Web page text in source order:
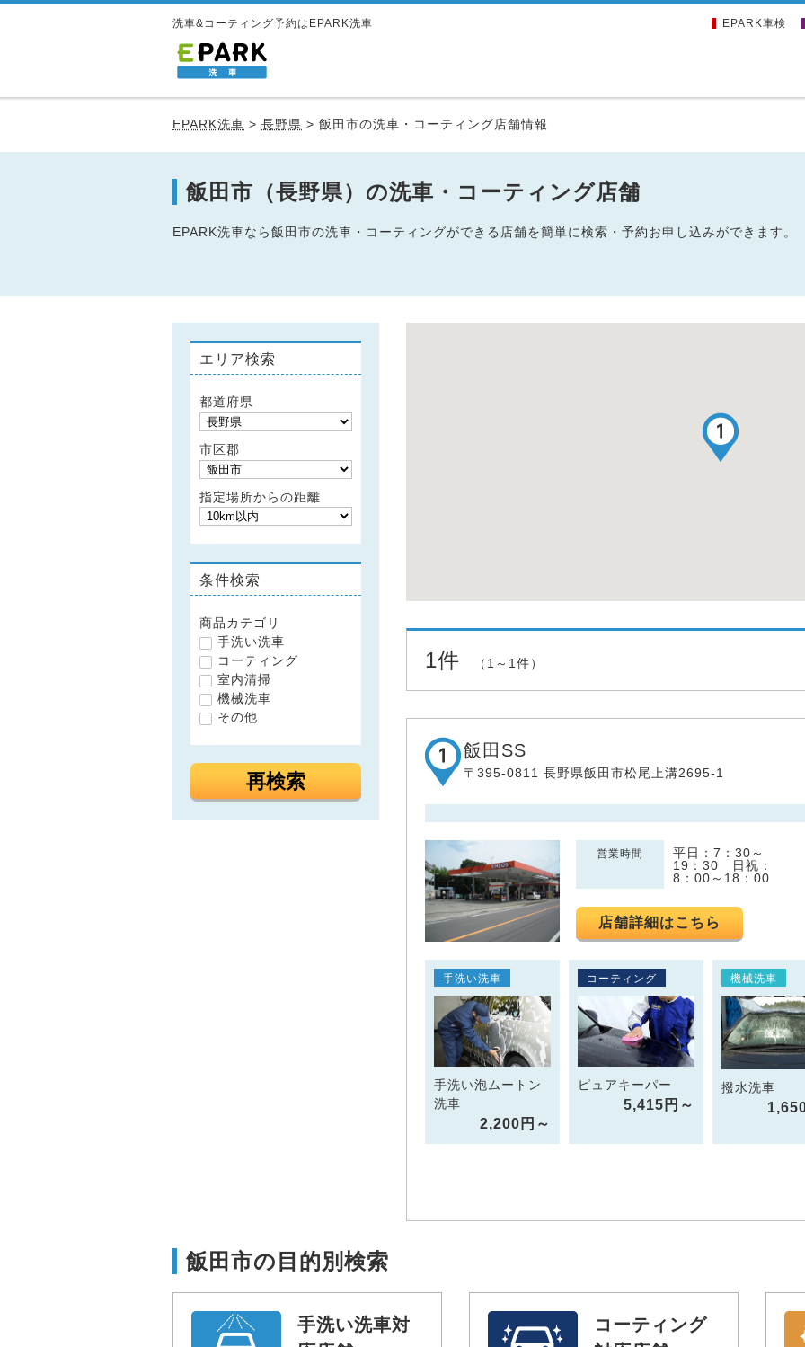
洗車&コーティング予約はEPARK洗車 EPARK車検
EPARK洗車 > 長野県 > 飯田市の洗車・コーティング店舗情報
飯田市（長野県）の洗車・コーティング店舗
EPARK洗車なら飯田市の洗車・コーティングができる店舗を簡単に検索・予約お申し込みができます。
エリア検索
都道府県
市区郡
指定場所からの距離
条件検索
商品カテゴリ
手洗い洗車
コーティング
室内清掃
機械洗車
その他
再検索
1件 （1～1件）
飯田SS
〒395-0811 長野県飯田市松尾上溝2695-1
営業時間
平日：7：30～
19：30 日祝：
8：00～18：00
店舗詳細はこちら
手洗い洗車
手洗い泡ムートン
洗車
2,200円～
コーティング
ピュアキーパー
5,415円～
機械洗車
撥水洗車
飯田市の目的別検索
手洗い洗車対
コーティング